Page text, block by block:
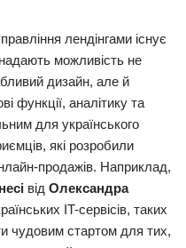
лендінгами існує
надають можливість не
дизайн, але й
функції, аналітику та
для українського
які розробили
продажів. Наприклад,
від Олександра
IT-сервісів, таких
чудовим стартом для тих,